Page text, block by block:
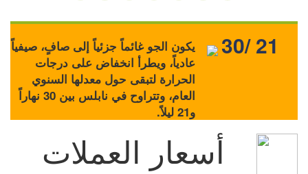
يكون الجو غائماً جزئياً إلى صافٍ، صيفياً
عادياً، ويطرأ انخفاض على درجات
الحرارة لتبقى حول معدلها السنوي
العام، وتتراوح في نابلس بين 30 نهاراً
و21 ليلاً.
30/ 21
أسعار العملات